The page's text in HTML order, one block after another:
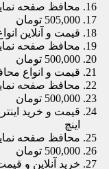
محافظ صفحه نمایش
505,000 تومان
قیمت و آنلاین
محافظ صفحه نمایش
500,000 تومان
قیمت و انواع محافظ
محافظ صفحه نمایش
500,000 تومان
اینچ
محافظ صفحه نمایش
500,000 تومان
خرید آنلاین و قیمت